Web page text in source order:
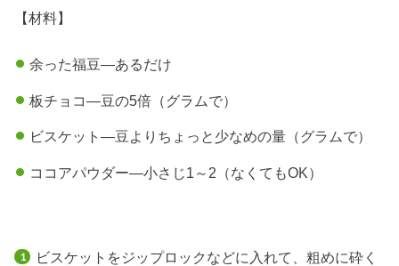
【材料】
余った福豆—あるだけ
板チョコ—豆の5倍（グラムで）
ビスケット—豆よりちょっと少なめの量（グラムで）
ココアパウダー—小さじ1～2（なくてもOK）
ビスケットをジップロックなどに入れて、粗めに砕く